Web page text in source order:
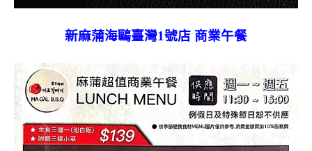
新麻蒲海鷗臺灣1號店 商業午餐